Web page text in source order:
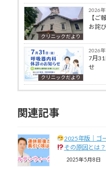
クリニックだより
2026
【ご
お詫
クリニックだより
2026年
7月31
せ
関連記事
2025年版｜ゴ
その原因とは？
2025年5月8日